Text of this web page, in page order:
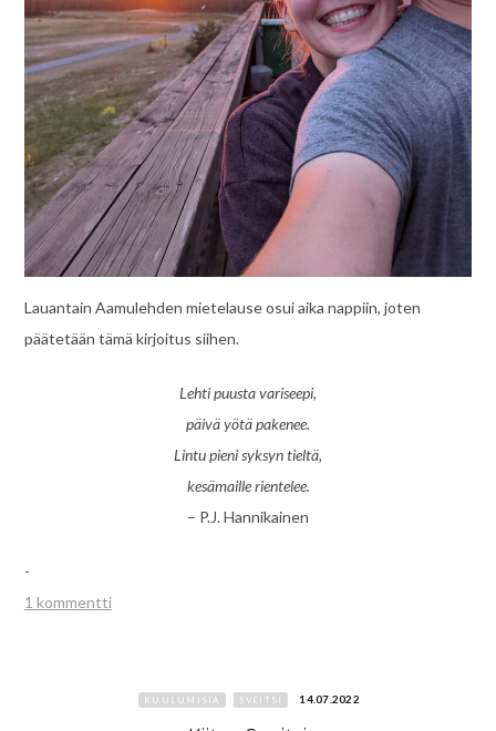
Lauantain Aamulehden mietelause osui aika nappiin, joten
päätetään tämä kirjoitus siihen.
Lehti puusta variseepi,
päivä yötä pakenee.
Lintu pieni syksyn tieltä,
kesämaille rientelee.
– P.J. Hannikainen
-
1 kommentti
KUULUMISIA SVEITSI 14.07.2022